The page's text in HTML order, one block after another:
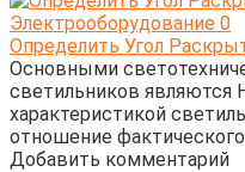
Электрооборудование 0
Определить Угол
Основными
светильников являются
характеристикой
отношение фактического
Добавить комментарий